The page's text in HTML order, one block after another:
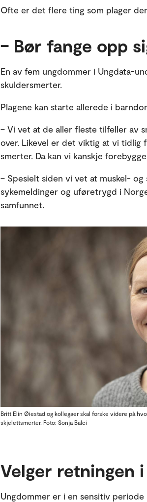
Ofte er det flere ting som plager
– Bør fange opp
En av fem ungdommer i Ungdata-
skuldersmerter.
Plagene kan starte allerede i
– Vi vet at de aller fleste tilfeller av
over. Likevel er det viktig at vi tidlig
smerter. Da kan vi kanskje
– Spesielt siden vi vet at muskel-
sykemeldinger og uføretrygd i
samfunnet.
Britt Elin Øiestad og kollegaer skal forske videre på
skjelettsmerter. Foto: Sonja Balci
Velger retningen
Ungdommer er i en sensitiv